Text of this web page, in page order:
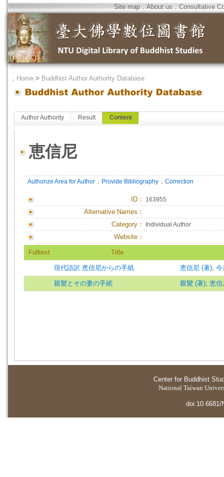
Site map．About us．Consultative
． Home > Buddhist Author Authority Database
Author Authority Result Content
恵信尼
Authorize Area for Author ． Provide Bibliography ． Correction
ID ： 163955
Alternative Names：
Category：
Individual Author
Website：
Fulltext Title
現代語訳 恵信尼からの手紙 恵信尼 (著); 今
親鸞とその妻の手紙 親鸞 (著); 恵信
Center for Buddhist
National Taiwan
doi:10.6681/